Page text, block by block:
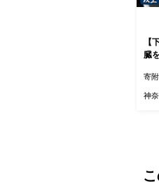
【
臓
た
以
寄
神